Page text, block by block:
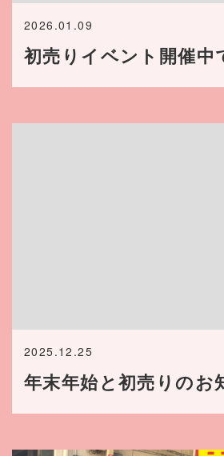
初売りイベント開催中
2026.01.09
年末年始と初売りのお
2025.12.25